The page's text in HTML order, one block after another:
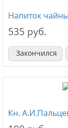
Напиток
535 руб.
Закончился
Кн.